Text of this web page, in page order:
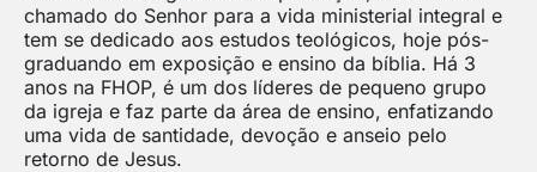
chamado do Senhor para a vida ministerial integral e
tem se dedicado aos estudos teológicos, hoje pós-
graduando em exposição e ensino da bíblia. Há 3
anos na FHOP, é um dos líderes de pequeno grupo
da igreja e faz parte da área de ensino, enfatizando
uma vida de santidade, devoção e anseio pelo
retorno de Jesus.